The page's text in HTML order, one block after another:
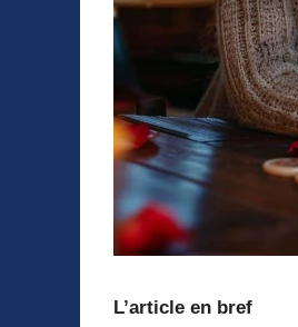
L’article en bref